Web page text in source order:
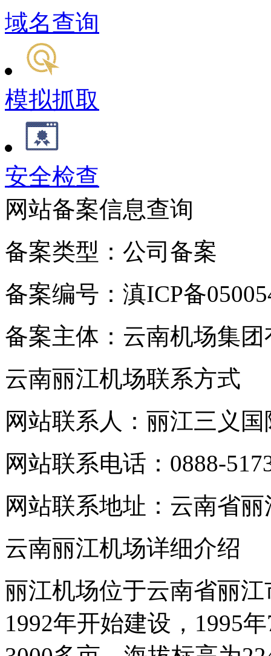
域名查询
模拟抓取
安全检查
网站备案信息查询
备案类型：公司备案
备案编号：滇ICP备
备案主体：云南机场集
云南丽江机场联系方式
网站联系人：丽江三义
网站联系电话：0888-
网站联系地址：云南省
云南丽江机场详细介绍
丽江机场位于云南省丽
1992年开始建设，1995